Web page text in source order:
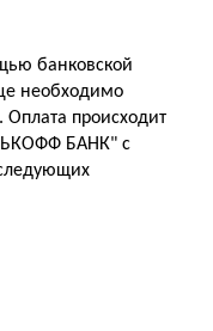
банковской
необходимо
Оплата происходит
БАНК" с